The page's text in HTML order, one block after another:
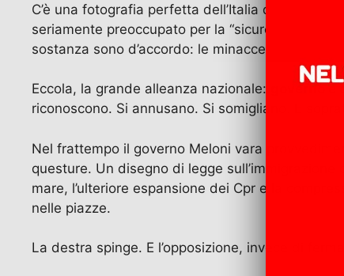
o
o
o
n
m p
p
di
C’è una fotografia perfetta dell’Italia di oggi:
seriamente preoccupato per la “sicurezza degli
sostanza sono d’accordo: le minacce sono
Eccola, la grande alleanza nazionale: governo
riconoscono. Si annusano. Si somigliano. E
Nel frattempo il governo Meloni vara
questure. Un disegno di legge
mare, l’ulteriore espansione dei Cpr e la
nelle piazze.
La destra spinge. E l’opposizione, invece di